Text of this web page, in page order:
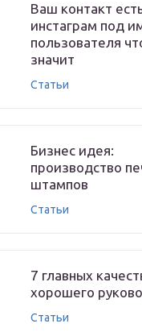
Ваш контакт
инстаграм под
пользователя
значит
Статьи
Бизнес идея:
производство
штампов
Статьи
7 главных
хорошего
Статьи